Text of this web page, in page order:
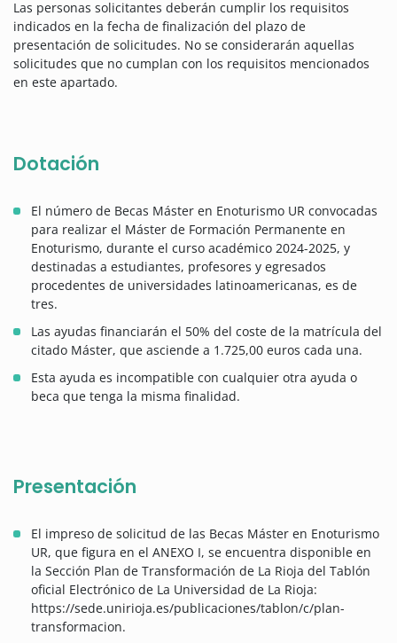
Las personas solicitantes deberán cumplir los requisitos
indicados en la fecha de finalización del plazo de
presentación de solicitudes. No se considerarán aquellas
solicitudes que no cumplan con los requisitos mencionados
en este apartado.
Dotación
El número de Becas Máster en Enoturismo UR convocadas
para realizar el Máster de Formación Permanente en
Enoturismo, durante el curso académico 2024-2025, y
destinadas a estudiantes, profesores y egresados
procedentes de universidades latinoamericanas, es de
tres.
Las ayudas financiarán el 50% del coste de la matrícula del
citado Máster, que asciende a 1.725,00 euros cada una.
Esta ayuda es incompatible con cualquier otra ayuda o
beca que tenga la misma finalidad.
Presentación
El impreso de solicitud de las Becas Máster en Enoturismo
UR, que figura en el ANEXO I, se encuentra disponible en
la Sección Plan de Transformación de La Rioja del Tablón
oficial Electrónico de La Universidad de La Rioja:
https://sede.unirioja.es/publicaciones/tablon/c/plan-
transformacion.